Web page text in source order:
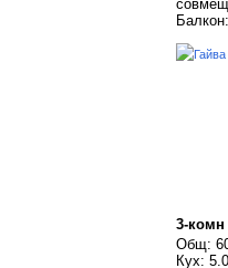
3-комн
Общ:
Кух: